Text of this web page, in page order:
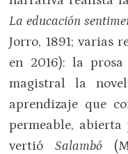
La educación
Jorro, 1891; varias
en 2016): la
magistral la
aprendizaje que
permeable,
vertióSalambó